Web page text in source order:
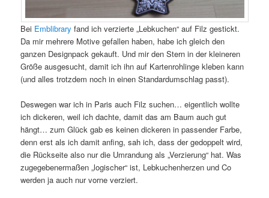
Bei Emblibrary fand ich verzierte „Lebkuchen“ auf Filz gestickt.
Da mir mehrere Motive gefallen haben, habe ich gleich den
ganzen Designpack gekauft. Und mir den Stern in der kleineren
Größe ausgesucht, damit ich ihn auf Kartenrohlinge kleben kann
(und alles trotzdem noch in einen Standardumschlag passt).
Deswegen war ich in Paris auch Filz suchen… eigentlich wollte
ich dickeren, weil ich dachte, damit das am Baum auch gut
hängt… zum Glück gab es keinen dickeren in passender Farbe,
denn erst als ich damit anfing, sah ich, dass der gedoppelt wird,
die Rückseite also nur die Umrandung als „Verzierung“ hat. Was
zugegebenermaßen „logischer“ ist, Lebkuchenherzen und Co
werden ja auch nur vorne verziert.